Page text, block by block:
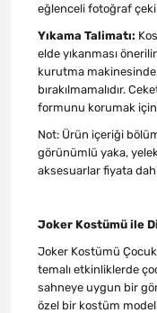
eğlenceli fotoğraf
Yıkama Talimatı:
elde yıkanması
kurutma makinesinde
bırakılmamalıdır.
formunu korumak
Not: Ürün içeriği
görünümlü yaka,
aksesuarlar fiyata
Joker Kostümü ile
Joker Kostümü
temalı etkinliklerde
sahneye uygun bir
özel bir kostüm